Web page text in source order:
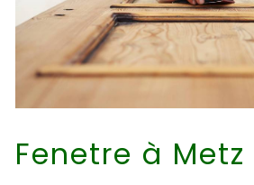
Fenetre à Metz